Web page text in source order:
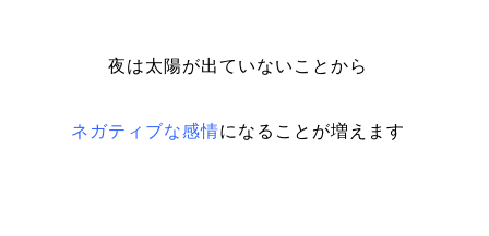
夜は太陽が出ていないことから
ネガティブな感情になることが増えます